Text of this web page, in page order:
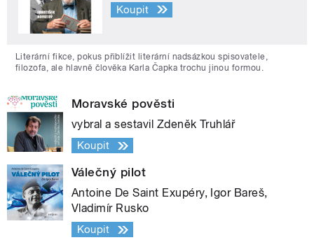
Koupit
Literární fikce, pokus přiblížit literární nadsázkou spisovatele,
filozofa, ale hlavně člověka Karla Čapka trochu jinou formou.
Moravské pověsti
vybral a sestavil Zdeněk Truhlář
Koupit
Válečný pilot
Antoine De Saint Exupéry, Igor Bareš,
Vladimír Rusko
Koupit